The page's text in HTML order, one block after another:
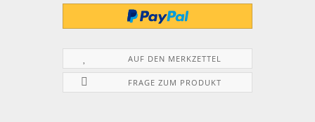
AUF DEN MERKZETTEL
FRAGE ZUM PRODUKT